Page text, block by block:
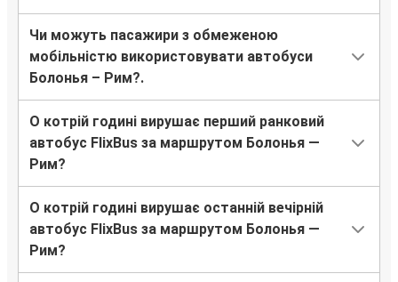
Чи можуть пасажири з обмеженою
мобільністю використовувати автобуси
Болонья – Рим?.
О котрій годині вирушає перший ранковий
автобус FlixBus за маршрутом Болонья —
Рим?
О котрій годині вирушає останній вечірній
автобус FlixBus за маршрутом Болонья —
Рим?